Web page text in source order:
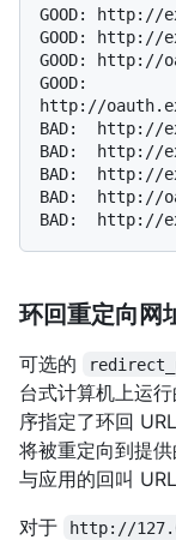
GOOD: http://
GOOD: http://
GOOD: http://
GOOD:
http://
BAD:  http://
BAD:  http://
BAD:  http://
BAD:  http://
环回重定向网
可选的
台式计算机上运
序指定了环回
将被重定向到提
与应用的回叫
对于
http://